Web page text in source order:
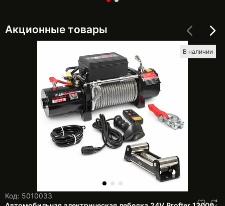
Акционные товары
В наличии
Код: 5010033